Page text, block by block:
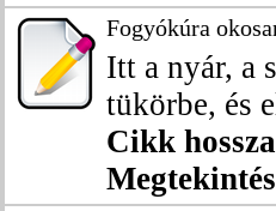
Fogyókúra
Itt a nyár, a
tükörbe, és
Cikk